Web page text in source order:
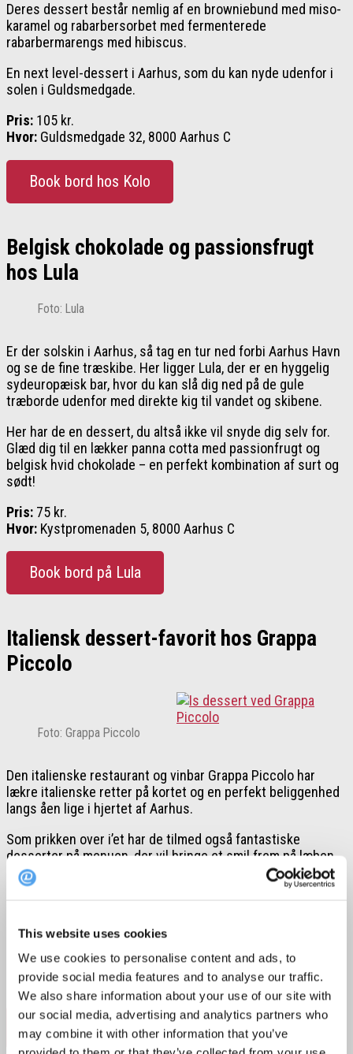
This website uses cookies
We use cookies to personalise content and ads, to
provide social media features and to analyse our traffic.
We also share information about your use of our site with
our social media, advertising and analytics partners who
may combine it with other information that you’ve
Deres dessert består nemlig af en browniebund med miso-
karamel og rabarbersorbet med fermenterede
rabarbermarengs med hibiscus.
En next level-dessert i Aarhus, som du kan nyde udenfor i
solen i Guldsmedgade.
Pris: 105 kr.
Hvor: Guldsmedgade 32, 8000 Aarhus C
Book bord hos Kolo
Belgisk chokolade og passionsfrugt
hos Lula
Foto: Lula
Er der solskin i Aarhus, så tag en tur ned forbi Aarhus Havn
og se de fine træskibe. Her ligger Lula, der er en hyggelig
sydeuropæisk bar, hvor du kan slå dig ned på de gule
træborde udenfor med direkte kig til vandet og skibene.
Her har de en dessert, du altså ikke vil snyde dig selv for.
Glæd dig til en lækker panna cotta med passionfrugt og
belgisk hvid chokolade – en perfekt kombination af surt og
sødt!
Pris: 75 kr.
Hvor: Kystpromenaden 5, 8000 Aarhus C
Book bord på Lula
Italiensk dessert-favorit hos Grappa
Piccolo
Foto: Grappa Piccolo
Den italienske restaurant og vinbar Grappa Piccolo har
lækre italienske retter på kortet og en perfekt beliggenhed
langs åen lige i hjertet af Aarhus.
Som prikken over i’et har de tilmed også fantastiske
desserter på menuen, der vil bringe et smil frem på læben
hos enhver dessertelsker.
bare!
Pris:50 kr.
Hvor:Åboulevarden 60, 8000 Aarhus C
Book bord på Grappa Piccolo